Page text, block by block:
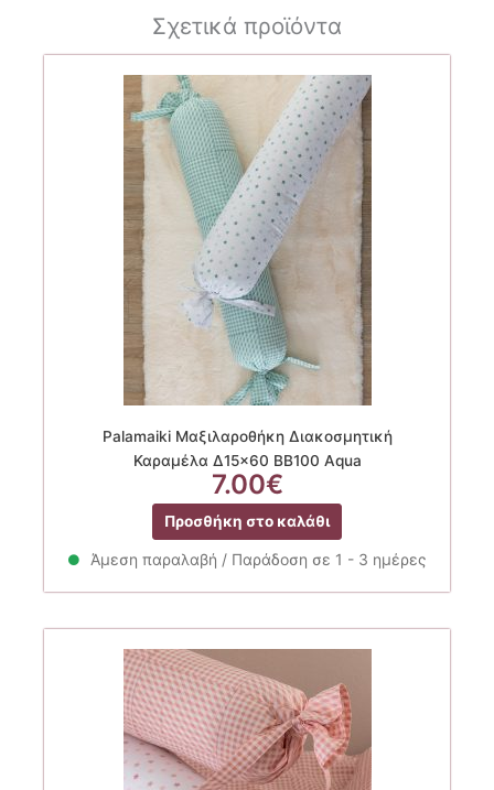
Σχετικά προϊόντα
Palamaiki Μαξιλαροθήκη Διακοσμητική
Καραμέλα Δ15×60 BB100 Aqua
7.00€
Προσθήκη στο καλάθι
Άμεση παραλαβή / Παράδοση σε 1 - 3 ημέρες